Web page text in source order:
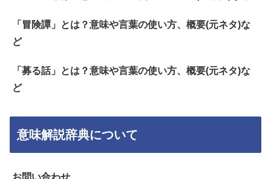
「冒険譚」とは？意味や言葉の使い方、概要(元ネタ)な
ど
「募る話」とは？意味や言葉の使い方、概要(元ネタ)な
ど
意味解説辞典について
お問い合わせ